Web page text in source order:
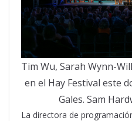
Tim Wu, Sarah Wynn-
en el Hay Festival este
Gales. Sam
La directora de